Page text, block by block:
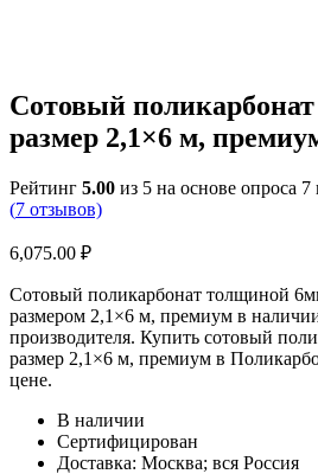
Сотовый
размер 2,1×6 м,
Рейтинг 5.00 из 5 на основе опроса 7
(7 отзывов)
6,075.00 ₽
Сотовый поликарбонат толщиной
размером 2,1×6 м, премиум в
производителя. Купить сотовый
размер 2,1×6 м, премиум в
цене.
В наличии
Сертифицирован
Доставка: Москва; вся Россия